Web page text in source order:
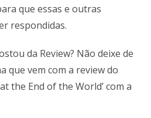
que essas e outras
respondidas.
da Review? Não deixe de
que vem com a review do
the End of the World’ com a